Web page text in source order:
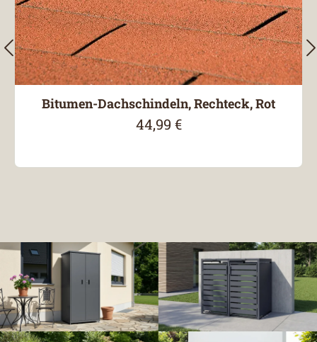
Bitumen-Dachschindeln, Rechteck, Rot
Regulärer Preis:
44,99 €